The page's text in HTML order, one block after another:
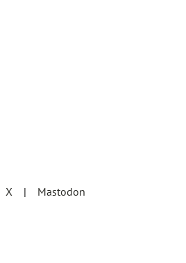
X Mastodon